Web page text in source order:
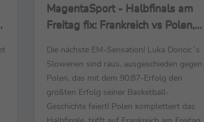
MagentaSport - Halbfinals am
Freitag fix: Frankreich vs Polen,
Uhr
Die nächste EM-Sensation! Luka Doncic´s
Slowenen sind raus, ausgeschieden gegen
Polen, das mit dem 90:87-Erfolg den
größten Erfolg seiner Basketball-
Geschichte feiert! Polen komplettiert das